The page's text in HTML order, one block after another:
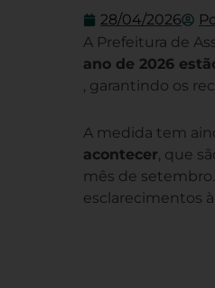
28/04/2026
A Prefeitura de
ano de 2026
, garantindo os
A medida tem
acontecer, que
mês de
esclarecimentos